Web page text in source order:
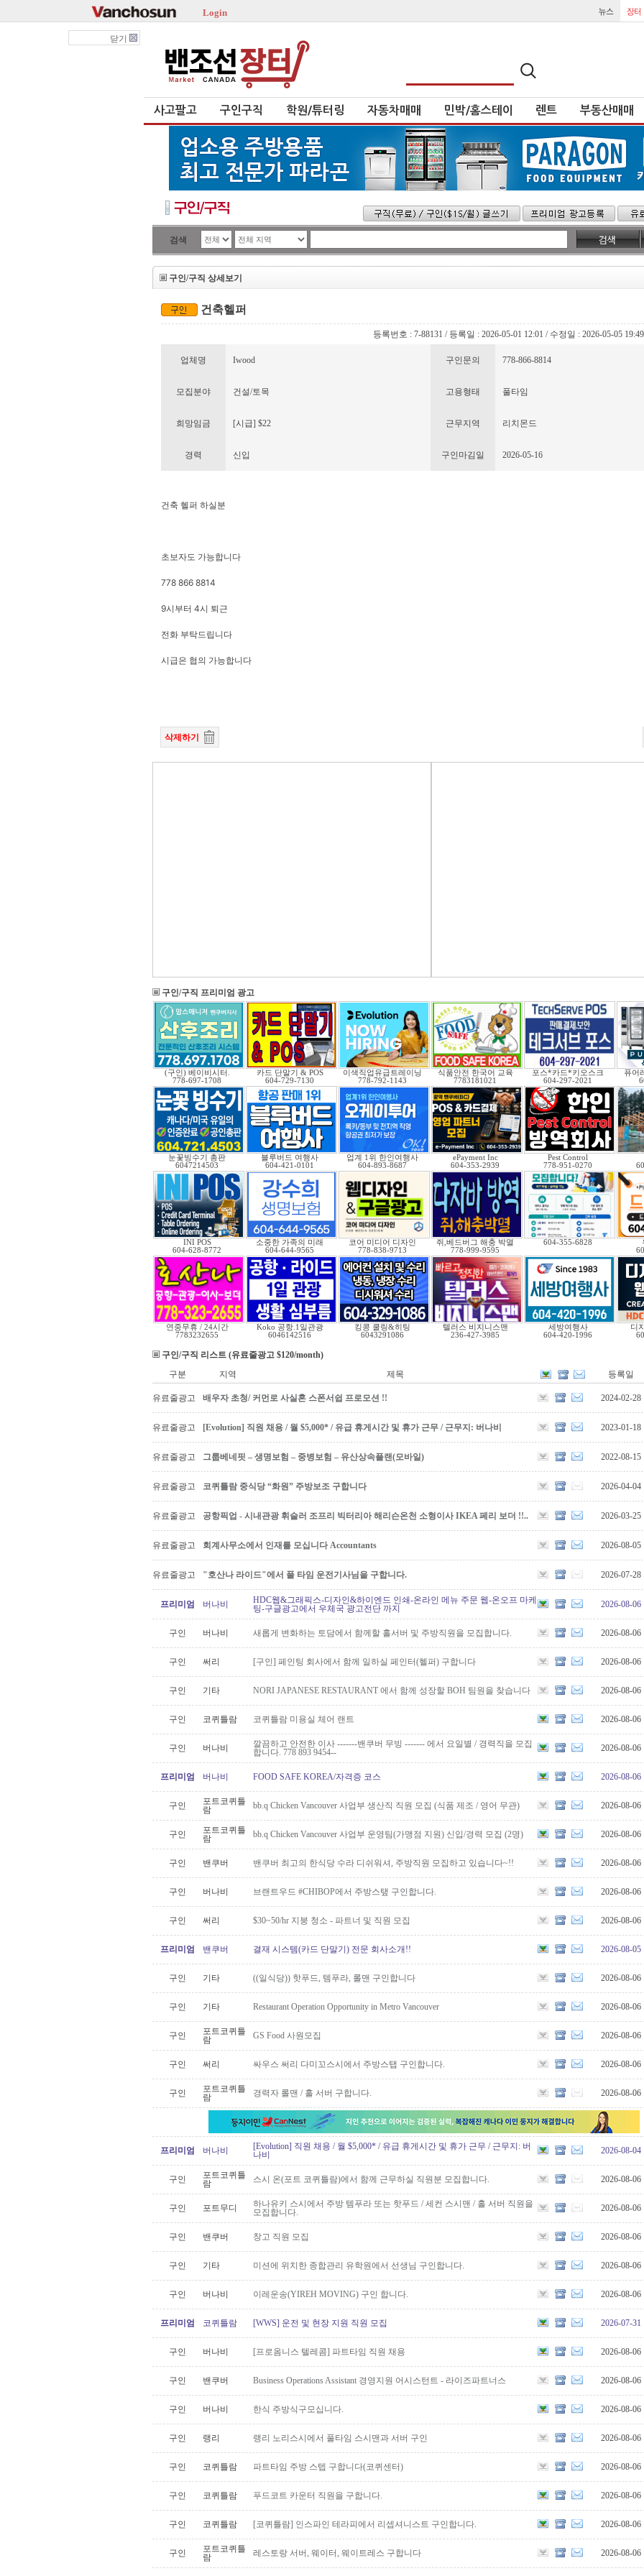
Login
닫기
사고팔고 구인구직 학원/튜터링 자동차매매 민박/홈스테이 렌트 부동산매매
검색
구인/구직 상세보기
건축헬퍼
등록번호 : 7-88131 / 등록일 : 2026-05-01 12:01 / 수정일 : 2026-05-05
업체명 Iwood 구인문의 778-866-8814
모집분야 건설/토목 고용형태 풀타임
희망임금 [시급] $22 근무지역 리치몬드
경력 신입 구인마김일 2026-05-16
건축 헬퍼 하실분
초보자도 가능합니다
778 866 8814
9시부터 4시 퇴근
전화 부탁드립니다
시급은 협의 가능합니다
삭제하기
구인/구직 프리미엄 광고
(구인) 베이비시터.
778-697-1708
카드 단말기 & POS
604-729-7130
이색직업유급트레이닝
778-792-1143
식품안전 한국어 교육
7783181021
포스*카드*키오스크
604-297-2021
퓨어
눈꽃빙수기 총판
6047214503
블루버드 여행사
604-421-0101
업계 1위 한인여행사
604-893-8687
ePayment Inc
604-353-2939
Pest Control
778-951-0270
INI POS
604-628-8772
소중한 가족의 미래
604-644-9565
코어 미디어 디자인
778-838-9713
쥐,베드버그 해충 박멸
778-999-9595
604-355-6828
연중무휴 / 24시간
7783232655
Koko 공항.1일관광
6046142516
킹콩 쿨링&히팅
6043291086
텔러스 비지니스맨
236-427-3985
세방여행사
604-420-1996
디
구인/구직 리스트 (유료줄광고 $120/month)
구분
지역 제목 등록일
유료줄광고 배우자 초청/ 커먼로 사실혼 스폰서쉽 프로모션 !! 2024-02-28
유료줄광고 [Evolution] 직원 채용 / 월 $5,000* / 유급 휴게시간 및 휴가 근무 / 근무지: 버나비 2023-01-18
유료줄광고 그룹베네핏 – 생명보험 – 중병보험 – 유산상속플랜(모바일) 2022-08-15
유료줄광고 코퀴틀람 중식당 “화원” 주방보조 구합니다 2026-04-04
유료줄광고 공항픽업 - 시내관광 휘슬러 조프리 빅터리아 해리슨온천 소형이사 IKEA 페리 보더 !!.. 2026-03-25
유료줄광고 회계사무소에서 인재를 모십니다 Accountants 2026-08-05
유료줄광고 "호산나 라이드"에서 풀 타임 운전기사님을 구합니다. 2026-07-28
프리미엄 버나비
HDC웹&그래픽스-디자인&하이엔드 인쇄-온라인 메뉴 주문 웹-온오프 마케
팅-구글광고에서 우체국 광고전단 까지
2026-08-06
구인 버나비 새롭게 변화하는 토담에서 함께할 홀서버 및 주방직원을 모집합니다. 2026-08-06
구인 써리 [구인] 페인팅 회사에서 함께 일하실 페인터(헬퍼) 구합니다 2026-08-06
구인 기타 NORI JAPANESE RESTAURANT 에서 함께 성장할 BOH 팀원을 찾습니다 2026-08-06
구인 코퀴틀람 코퀴틀람 미용실 체어 랜트 2026-08-06
구인 버나비
깔끔하고 안전한 이사 -------밴쿠버 무빙 ------- 에서 요일별 / 경력직을 모집
합니다. 778 893 9454--
2026-08-06
프리미엄 버나비 FOOD SAFE KOREA/자격증 코스 2026-08-06
구인
포트코퀴틀
람
bb.q Chicken Vancouver 사업부 생산직 직원 모집 (식품 제조 / 영어 무관) 2026-08-06
구인
포트코퀴틀
람
bb.q Chicken Vancouver 사업부 운영팀(가맹점 지원) 신입/경력 모집 (2명) 2026-08-06
구인 밴쿠버 밴쿠버 최고의 한식당 수라 디쉬워셔, 주방직원 모집하고 있습니다~!! 2026-08-06
구인 버나비 브랜트우드 #CHIBOP에서 주방스탶 구인합니다. 2026-08-06
구인 써리 $30~50/hr 지붕 청소 - 파트너 및 직원 모집 2026-08-06
프리미엄 밴쿠버 결재 시스템(카드 단말기) 전문 회사소개!! 2026-08-05
구인 기타 ((일식당)) 핫푸드, 템푸라, 롤맨 구인합니다 2026-08-06
구인 기타 Restaurant Operation Opportunity in Metro Vancouver 2026-08-06
구인
포트코퀴틀
람
GS Food 사원모집 2026-08-06
구인 써리 싸우스 써리 다미꼬스시에서 주방스탭 구인합니다. 2026-08-06
구인
포트코퀴틀
람
경력자 롤맨 / 홀 서버 구합니다. 2026-08-06
프리미엄 버나비
[Evolution] 직원 채용 / 월 $5,000* / 유급 휴게시간 및 휴가 근무 / 근무지: 버
나비
2026-08-04
구인
포트코퀴틀
람
스시 온(포트 코퀴틀람)에서 함께 근무하실 직원분 모집합니다. 2026-08-06
구인 포트무디
하나유키 스시에서 주방 템푸라 또는 핫푸드 / 세컨 스시맨 / 홀 서버 직원을
모집합니다.
2026-08-06
구인 밴쿠버 창고 직원 모집 2026-08-06
구인 기타 미션에 위치한 종합관리 유학원에서 선생님 구인합니다. 2026-08-06
구인 버나비 이레운송(YIREH MOVING) 구인 합니다. 2026-08-06
프리미엄 코퀴틀람 [WWS] 운전 및 현장 지원 직원 모집 2026-07-31
구인 버나비 [프로옴니스 텔레콤] 파트타임 직원 채용 2026-08-06
구인 밴쿠버 Business Operations Assistant 경영지원 어시스턴트 - 라이즈파트너스 2026-08-06
구인 버나비 한식 주방식구모십니다. 2026-08-06
구인 랭리 랭리 노리스시에서 풀타임 스시맨과 서버 구인 2026-08-06
구인 코퀴틀람 파트타임 주방 스텝 구합니다(코퀴센터) 2026-08-06
구인 코퀴틀람 푸드코트 카운터 직원을 구합니다. 2026-08-06
구인 코퀴틀람 [코퀴틀람] 인스파인 테라피에서 리셉셔니스트 구인합니다. 2026-08-06
구인
포트코퀴틀
람
레스토랑 서버, 웨이터, 웨이트레스 구합니다 2026-08-06